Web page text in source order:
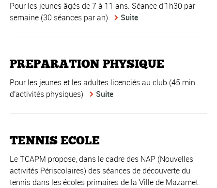
Pour les jeunes âgés de 7 à 11 ans. Séance d'1h30 par
semaine (30 séances par an)
Suite
PREPARATION PHYSIQUE
Pour les jeunes et les adultes licenciés au club (45 min
d'activités physiques)
Suite
TENNIS ECOLE
Le TCAPM propose, dans le cadre des NAP (Nouvelles
activités Périscolaires) des séances de découverte du
tennis dans les écoles primaires de la Ville de Mazamet.